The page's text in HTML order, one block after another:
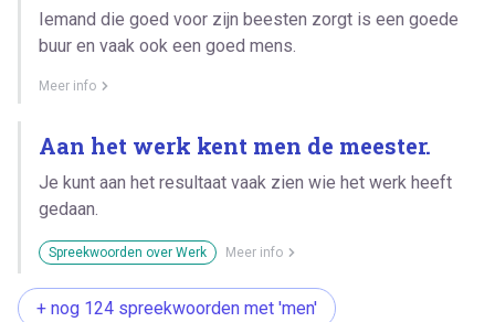
Iemand die goed voor zijn beesten zorgt is een goede
buur en vaak ook een goed mens.
Meer info
Aan het werk kent men de meester.
Je kunt aan het resultaat vaak zien wie het werk heeft
gedaan.
Spreekwoorden over Werk Meer info
+ nog 124 spreekwoorden met 'men'